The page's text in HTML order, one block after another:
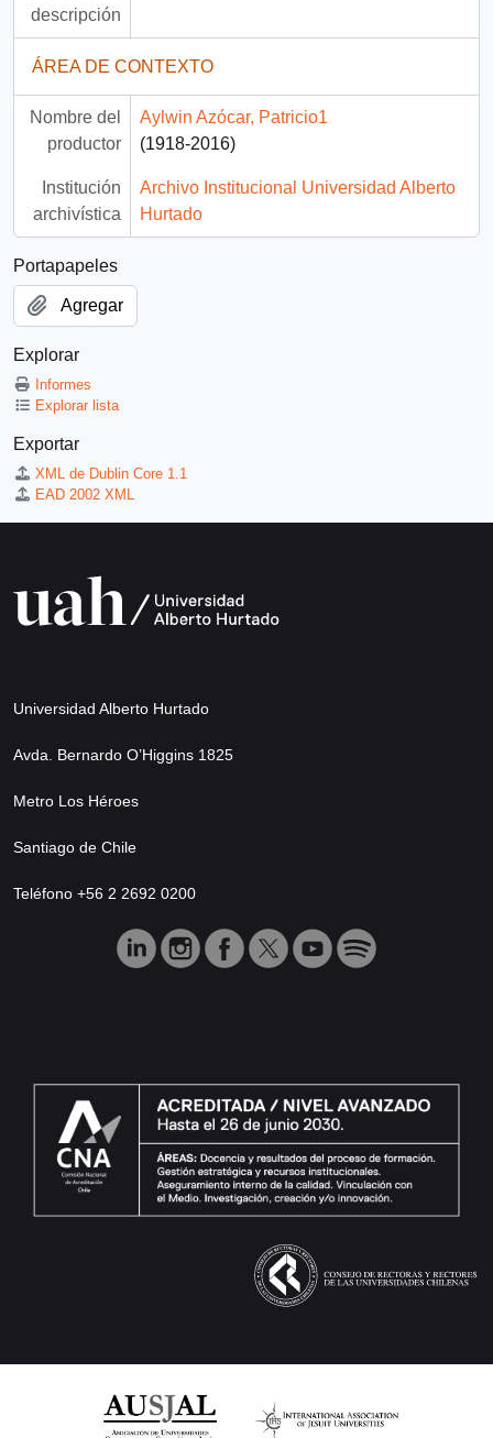
descripción
ÁREA DE CONTEXTO
Nombre del
productor
Aylwin Azócar, Patricio1
(1918-2016)
Institución
archivística
Archivo Institucional Universidad Alberto
Hurtado
Portapapeles
Agregar
Explorar
Informes
Explorar lista
Exportar
XML de Dublin Core 1.1
EAD 2002 XML
Universidad Alberto Hurtado
Avda. Bernardo O’Higgins 1825
Metro Los Héroes
Santiago de Chile
Teléfono +56 2 2692 0200